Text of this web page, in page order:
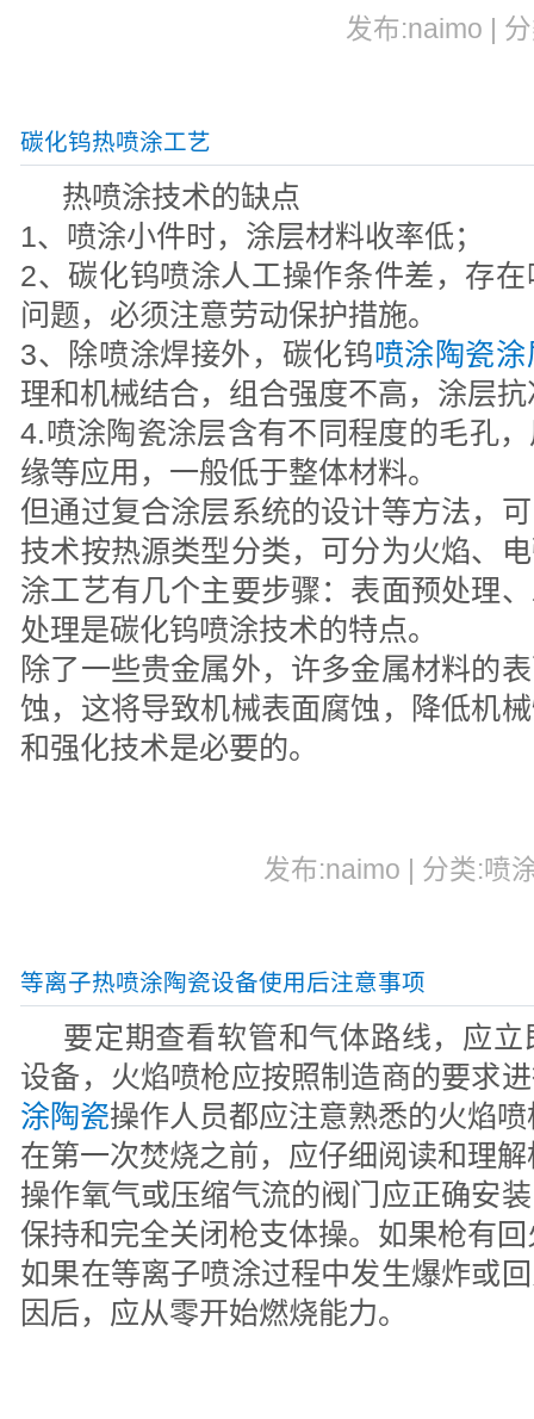
发布:naimo |
碳化钨热喷涂工艺
热喷涂技术的缺点
1、喷涂小件时，涂层材料收率低；
2、碳化钨喷涂人工操作条件差，存
问题，必须注意劳动保护措施。
3、除喷涂焊接外，碳化钨喷涂陶瓷涂
理和机械结合，组合强度不高，涂层
4.喷涂陶瓷涂层含有不同程度的毛孔
缘等应用，一般低于整体材料。
但通过复合涂层系统的设计等方法，
技术按热源类型分类，可分为火焰、
涂工艺有几个主要步骤：表面预处理
处理是碳化钨喷涂技术的特点。
除了一些贵金属外，许多金属材料的
蚀，这将导致机械表面腐蚀，降低机
和强化技术是必要的。
发布:naimo | 分类:喷
等离子热喷涂陶瓷设备使用后注意事项
要定期查看软管和气体路线，应
设备，火焰喷枪应按照制造商的要求
涂陶瓷操作人员都应注意熟悉的火焰
在第一次焚烧之前，应仔细阅读和理
操作氧气或压缩气流的阀门应正确安
保持和完全关闭枪支体操。如果枪有
如果在等离子喷涂过程中发生爆炸或
因后，应从零开始燃烧能力。